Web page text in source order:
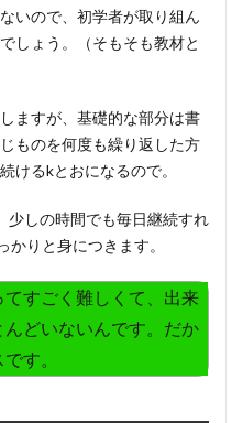
いので、初学者が取り組ん
しょう。（そもそも教材と
ますが、基礎的な部分は書
ものを何度も繰り返した方
けるkとおになるので。
少しの時間でも毎日継続すれ
りと身につきます。
てすごく難しくて、出来
んどいないんです。だか
す。